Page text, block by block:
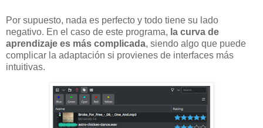
Por supuesto, nada es perfecto y todo tiene su lado
negativo. En el caso de este programa, la curva de
aprendizaje es más complicada, siendo algo que puede
complicar la adaptación si provienes de interfaces más
intuitivas.